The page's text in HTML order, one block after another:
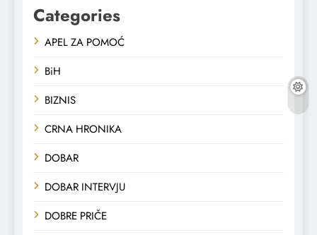
Categories
APEL ZA POMOĆ
BiH
BIZNIS
CRNA HRONIKA
DOBAR
DOBAR INTERVJU
DOBRE PRIČE